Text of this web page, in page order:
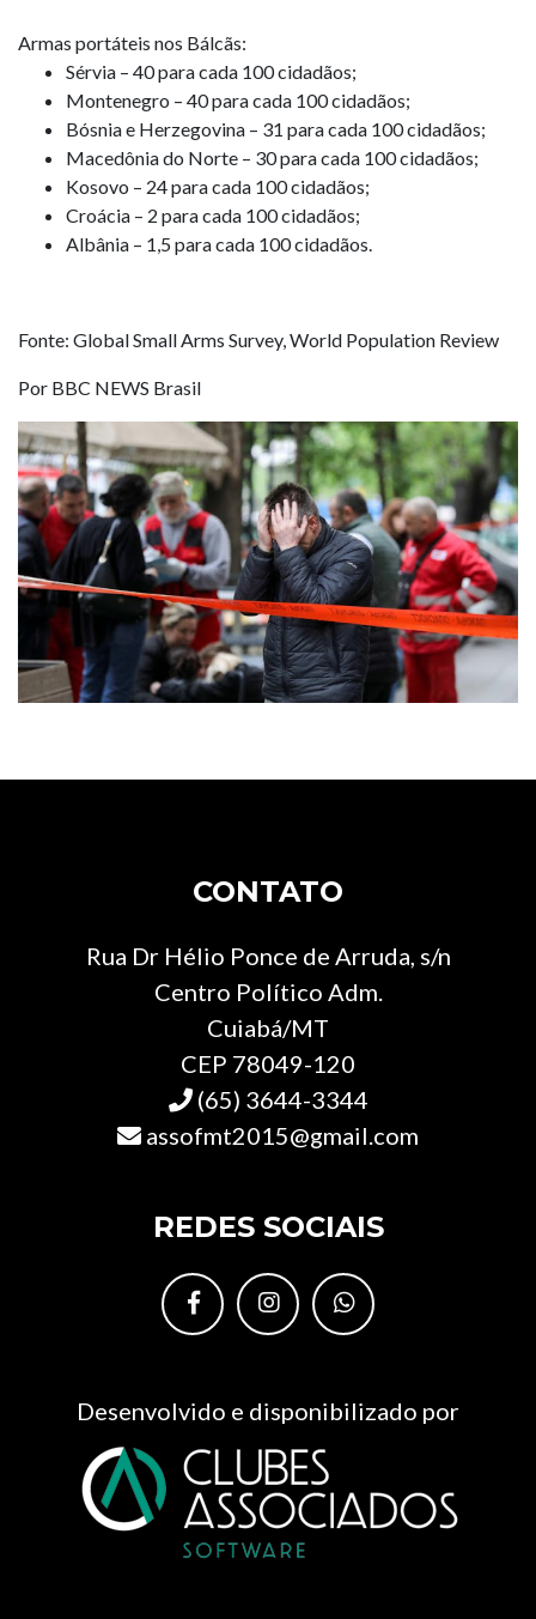
Armas portáteis nos Bálcãs:
Sérvia – 40 para cada 100 cidadãos;
Montenegro – 40 para cada 100 cidadãos;
Bósnia e Herzegovina – 31 para cada 100 cidadãos;
Macedônia do Norte – 30 para cada 100 cidadãos;
Kosovo – 24 para cada 100 cidadãos;
Croácia – 2 para cada 100 cidadãos;
Albânia – 1,5 para cada 100 cidadãos.
Fonte: Global Small Arms Survey, World Population Review
Por BBC NEWS Brasil
CONTATO
Rua Dr Hélio Ponce de Arruda, s/n
Centro Político Adm.
Cuiabá/MT
CEP 78049-120
(65) 3644-3344
assofmt2015@gmail.com
REDES SOCIAIS
Desenvolvido e disponibilizado por